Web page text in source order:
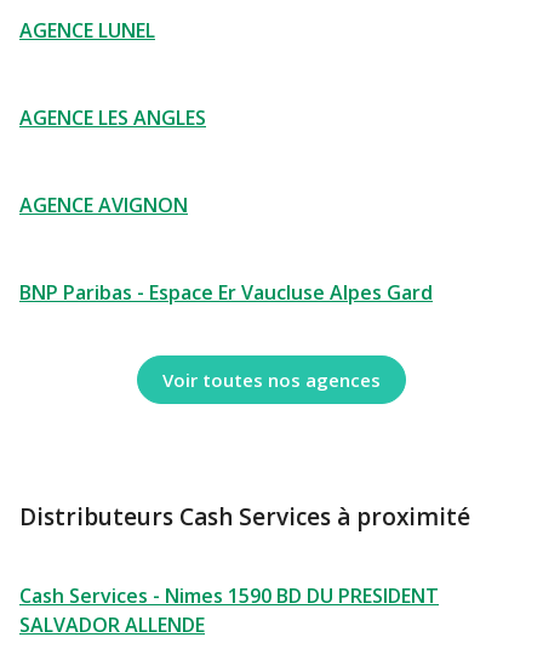
AGENCE LUNEL
AGENCE LES ANGLES
AGENCE AVIGNON
BNP Paribas - Espace Er Vaucluse Alpes Gard
Voir toutes nos agences
Distributeurs Cash Services à proximité
Cash Services - Nimes 1590 BD DU PRESIDENT
SALVADOR ALLENDE